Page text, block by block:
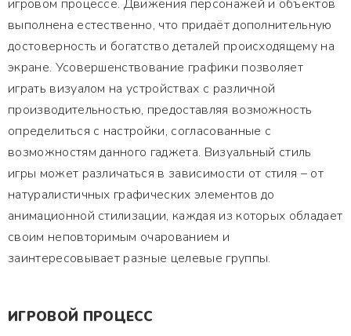
игровом процессе. Движения персонажей и объектов
выполнена естественно, что придаёт дополнительную
достоверность и богатство деталей происходящему на
экране. Усовершенствование графики позволяет
играть визуалом на устройствах с различной
производительностью, предоставляя возможность
определиться с настройки, согласованные с
возможностям данного гаджета. Визуальный стиль
игры может различаться в зависимости от стиля – от
натуралистичных графических элементов до
анимационной стилизации, каждая из которых обладает
своим неповторимым очарованием и
заинтересовывает разные целевые группы.
ИГРОВОЙ ПРОЦЕСС